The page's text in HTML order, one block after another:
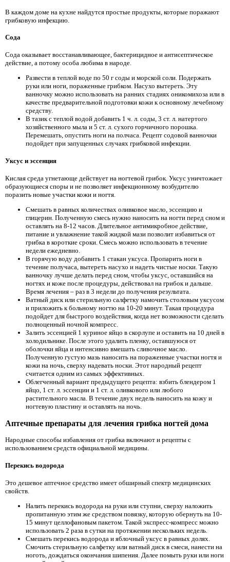
В каждом доме на кухне найдутся простые продукты, которые поражают
грибковую инфекцию.
Сода
Сода оказывает восстанавливающее, бактерицидное и антисептическое
действие, а потому особа любима в народе.
Развести в теплой воде по 50 г соды и морской соли. Подержать
руки или ноги, пораженные грибком. Насухо вытереть. Эту
ванночку можно использовать на ранних стадиях оникомихоза или в
качестве предварительной подготовки кожи к основному лечебному
средству.
В тазик с теплой водой добавить 1 ч. л. соды, 3 ст. л. натертого
хозяйственного мыла и 5 ст. л. сухого горчичного порошка.
Перемешать, опустить ноги на полчаса. Рецепт содовой ванночки
подойдет при запущенных случаях грибковой инфекции.
Уксус и эссенция
Кислая среда угнетающе действует на ногтевой грибок. Уксус уничтожает
образующиеся споры и не позволяет инфекционному возбудителю
поразить новые участки кожи и ногтя.
Смешать в равных количествах оливковое масло, эссенцию и
глицерин. Полученную смесь нужно наносить на ногти перед сном и
оставлять на 8-12 часов. Длительное антимикробное действие,
питание и увлажнение такой жидкой мази позволит избавиться от
грибка в короткие сроки. Смесь можно использовать в течение
недели ежедневно.
В горячую воду добавить 1 стакан уксуса. Пропарить ноги в
течение получаса, вытереть насухо и надеть чистые носки. Такую
ванночку лучше делать перед сном, чтобы уксус, оставшийся на
ногтях и коже после процедуры, действовал на грибок и дальше.
Время лечения – раз в 3 недели до получения результата.
Ватный диск или стерильную салфетку намочить столовым уксусом
и приложить к больному ногтю на 10-20 минут. Такая процедура
подойдет для быстрого воздействия, когда нет возможности сделать
полноценный ночной компресс.
Залить эссенцией 1 куриное яйцо в скорлупе и оставить на 10 дней в
холодильнике. После этого удалить пленку, оставшуюся от
оболочки яйца и интенсивно вмешать сливочное масло.
Полученную густую мазь наносить на пораженные участки ногтя и
кожи на ночь, сверху надевать носки. Этот народный рецепт
считается одним из самых эффективных.
Облегченный вариант предыдущего рецепта: взбить блендером 1
яйцо, 1 ст. л. эссенции и 1 ст. л. оливкового или любого
растительного масла. В течение двух недель наносить на кожу и
ногтевую пластину и оставлять на ночь.
Аптечные препараты для лечения грибка ногтей дома
Народные способы избавления от грибка включают и рецепты с
использованием средств официальной медицины.
Перекись водорода
Это дешевое аптечное средство имеет обширный спектр медицинских
свойств.
Налить перекись водорода на руки или ступни, сверху наложить
пропитанную этим же средством повязку, которую обернуть на 10-
15 минут целлофановым пакетом. Такой экспресс-компресс можно
использовать 2 раза в сутки на протяжении нескольких недель.
Смешать перекись водорода и яблочный уксус в равных долях.
Смочить стерильную салфетку или ватный диск в смеси, нанести на
ноготь, дождаться окончания шипения. Далее помыть руки или ноги